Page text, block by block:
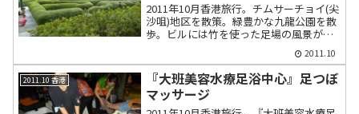
2011年10月香港旅行。チムサーチョイ(尖
沙咀)地区を散策。緑豊かな九龍公園を散
歩。ビルには竹を使った足場の風景が見
2011.10
2011.10 香港
『大班美容水療足浴中心』足つぼ
マッサージ